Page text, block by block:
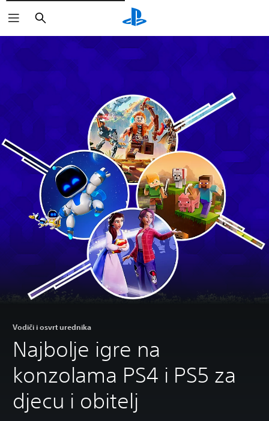
Pretraži
Vodiči i osvrt urednika
Najbolje igre na
konzolama PS4 i PS5 za
djecu i obitelj